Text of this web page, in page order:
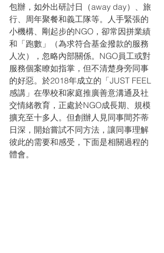
包辦，如外出研討日（away day）、旅
行、周年聚餐和義工隊等。人手緊張的
小機構、剛起步的NGO，卻常因拼業績
和「跑數」（為求符合基金撥款的服務
人次），忽略內部關係。NGO員工或對
服務個案瞭如指掌，但不清楚身旁同事
的好惡。於2018年成立的「JUST FEEL
感講」在學校和家庭推廣善意溝通及社
交情緒教育，正處於NGO成長期、規模
擴充至十多人。但創辦人見同事間芥蒂
日深，開始嘗試不同方法，讓同事理解
彼此的需要和感受，下面是相關過程的
體會。